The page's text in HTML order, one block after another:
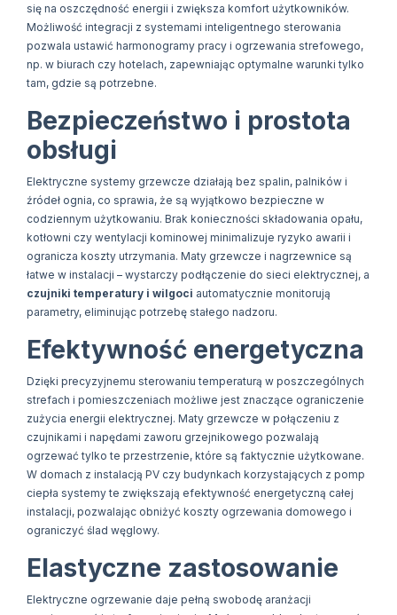
się na oszczędność energii i zwiększa komfort użytkowników.
Możliwość integracji z systemami inteligentnego sterowania
pozwala ustawić harmonogramy pracy i ogrzewania strefowego,
np. w biurach czy hotelach, zapewniając optymalne warunki tylko
tam, gdzie są potrzebne.
Bezpieczeństwo i prostota
obsługi
Elektryczne systemy grzewcze działają bez spalin, palników i
źródeł ognia, co sprawia, że są wyjątkowo bezpieczne w
codziennym użytkowaniu. Brak konieczności składowania opału,
kotłowni czy wentylacji kominowej minimalizuje ryzyko awarii i
ogranicza koszty utrzymania. Maty grzewcze i nagrzewnice są
łatwe w instalacji – wystarczy podłączenie do sieci elektrycznej, a
czujniki temperatury i wilgoci automatycznie monitorują
parametry, eliminując potrzebę stałego nadzoru.
Efektywność energetyczna
Dzięki precyzyjnemu sterowaniu temperaturą w poszczególnych
strefach i pomieszczeniach możliwe jest znaczące ograniczenie
zużycia energii elektrycznej. Maty grzewcze w połączeniu z
czujnikami i napędami zaworu grzejnikowego pozwalają
ogrzewać tylko te przestrzenie, które są faktycznie użytkowane.
W domach z instalacją PV czy budynkach korzystających z pomp
ciepła systemy te zwiększają efektywność energetyczną całej
instalacji, pozwalając obniżyć koszty ogrzewania domowego i
ograniczyć ślad węglowy.
Elastyczne zastosowanie
Elektryczne ogrzewanie daje pełną swobodę aranżacji